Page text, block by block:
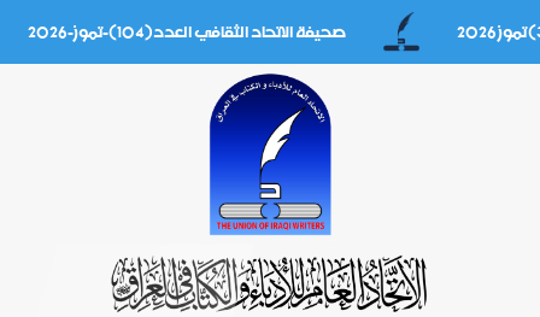
صحيفة الاتحاد الثقافي العدد(104)-تموز-2026